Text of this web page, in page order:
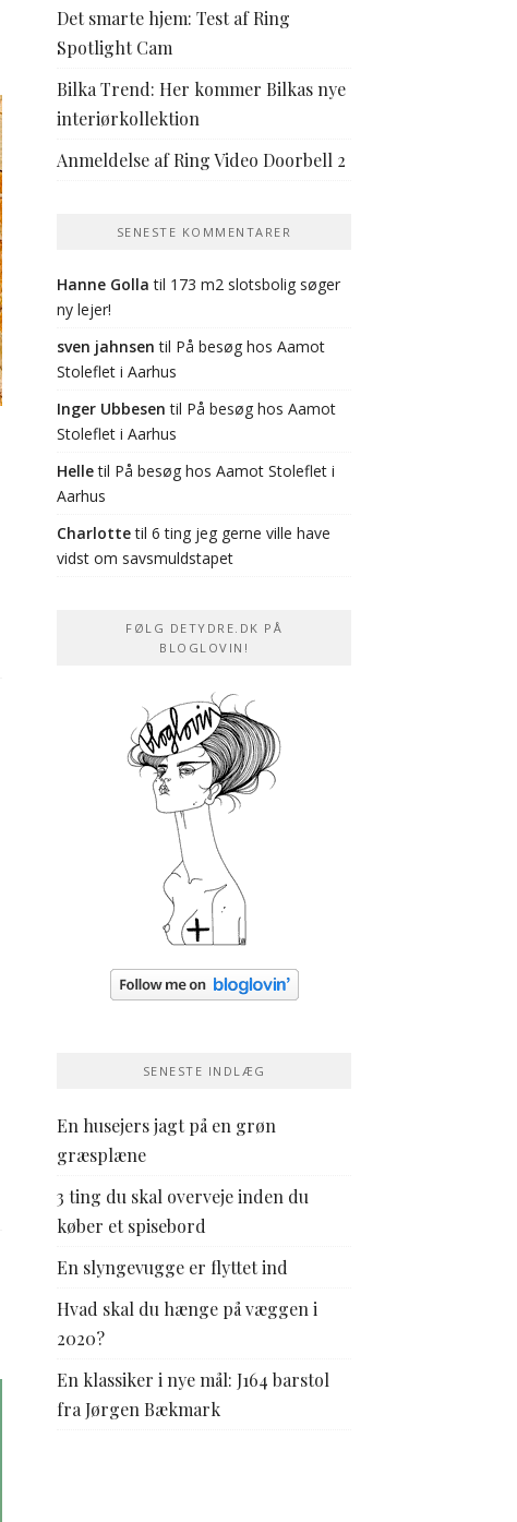
Det smarte hjem: Test af Ring
Spotlight Cam
Bilka Trend: Her kommer Bilkas nye
interiørkollektion
Anmeldelse af Ring Video Doorbell 2
SENESTE KOMMENTARER
Hanne Golla til 173 m2 slotsbolig søger
ny lejer!
sven jahnsen til På besøg hos Aamot
Stoleflet i Aarhus
Inger Ubbesen til På besøg hos Aamot
Stoleflet i Aarhus
Helletil På besøg hos Aamot Stoleflet i
Aarhus
Charlottetil 6 ting jeg gerne ville have
vidst om savsmuldstapet
FØLG DETYDRE.DK PÅ
BLOGLOVIN!
SENESTE INDLÆG
En husejers jagt på en grøn
græsplæne
3 ting du skal overveje inden du
køber et spisebord
En slyngevugge er flyttet ind
Hvad skal du hænge på væggen i
2020?
En klassiker i nye mål: J164 barstol
fra Jørgen Bækmark